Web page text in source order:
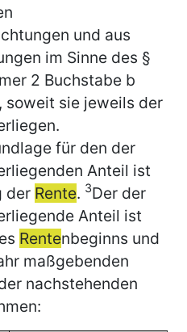
und aus
im Sinne des §
2 Buchstabe b
soweit sie jeweils der
für den der
Anteil ist
der Rente. 3Der der
Anteil ist
Rentenbeginns und
maßgebenden
nachstehenden